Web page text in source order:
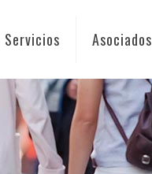
Servicios Asociados